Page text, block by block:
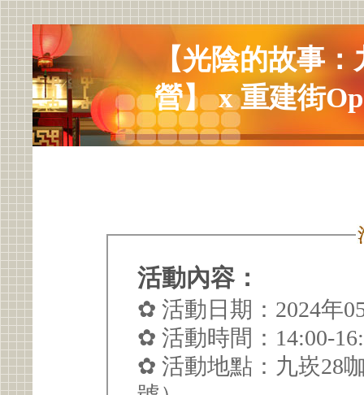
【光陰的故事
營】 x 重建街
活動內容：
✿ 活動日期：2024年
✿ 活動時間：14:00-
✿ 活動地點：九崁28